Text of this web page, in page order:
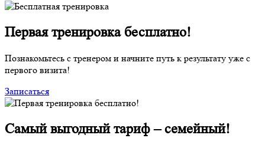
Первая тренировка бесплатно!
Познакомьтесь с тренером и начните путь к результату уже с
первого визита!
Записаться
Самый выгодный тариф– семейный!